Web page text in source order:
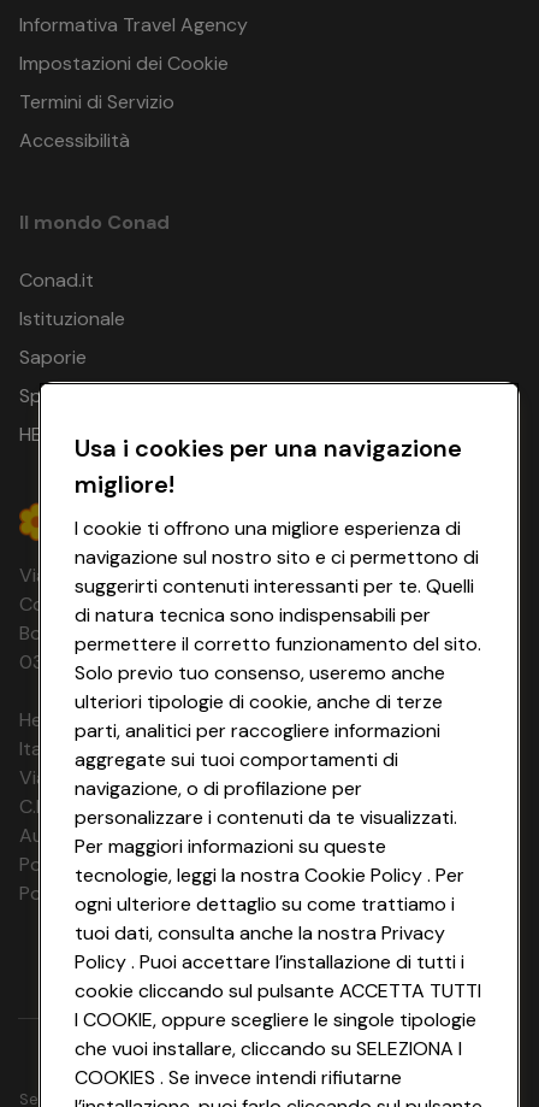
Informativa Travel Agency
Impostazioni dei Cookie
Termini di Servizio
Accessibilità
Il mondo Conad
Conad.it
Istituzionale
Saporie
Spesa Online
HEYCONAD
Via Michelino, 59 | 40127 BOLOGNA
Codice Fiscale e Registro Imprese di
Bologna 00865960157 PARTITA IVA
03320960374 CONAD SOC. COOP.
HeyConad Viaggi è un servizio gestito da
Italia Travel Marketing S.r.l.
Via Chiesolina 8 | 37066 Sommacampagna (VR)
C.F. e P.IVA: 03816060234
Aut. Prov Verona n. 4737/10
Polizza Ass. RC n. 177765037
Polizza Ass. Protection n. 6006000083/F
Seguici su
Usa i cookies per una navigazione
migliore!
I cookie ti offrono una migliore esperienza di
navigazione sul nostro sito e ci permettono di
suggerirti contenuti interessanti per te. Quelli
di natura tecnica sono indispensabili per
permettere il corretto funzionamento del sito.
Solo previo tuo consenso, useremo anche
ulteriori tipologie di cookie, anche di terze
parti, analitici per raccogliere informazioni
aggregate sui tuoi comportamenti di
navigazione, o di profilazione per
personalizzare i contenuti da te visualizzati.
Per maggiori informazioni su queste
tecnologie, leggi la nostra Cookie Policy . Per
ogni ulteriore dettaglio su come trattiamo i
tuoi dati, consulta anche la nostra Privacy
Policy . Puoi accettare l’installazione di tutti i
cookie cliccando sul pulsante ACCETTA TUTTI
I COOKIE, oppure scegliere le singole tipologie
che vuoi installare, cliccando su SELEZIONA I
COOKIES . Se invece intendi rifiutarne